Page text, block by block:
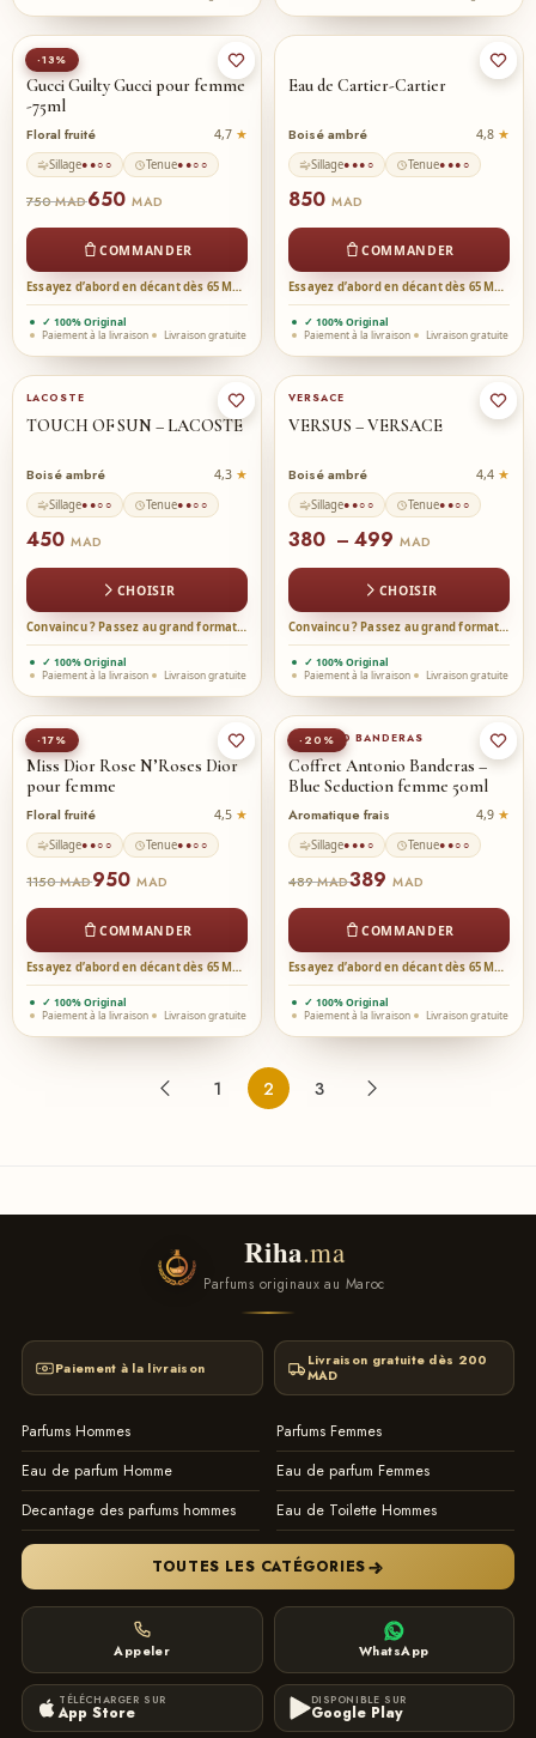
-13%
GUCCI
Gucci Guilty Gucci pour femme
-75ml
Floral fruité 4,7
Sillage●●○○ Tenue●●○○
750MAD650MAD
COMMANDER
Essayez d’abord en décant dès 65 MAD →
✓ 100% Original
Paiement à la livraison
Livraison gratuite
Eau de Cartier-Cartier
Boisé ambré 4,8
Sillage●●●○ Tenue●●●○
850 MAD
COMMANDER
Essayez d’abord en décant dès 65 MAD →
✓ 100% Original
Paiement à la livraison
Livraison gratuite
90-ml★
LACOSTE
TOUCH OF SUN – LACOSTE
Boisé ambré 4,3
Sillage●●○○ Tenue●●○○
450 MAD
CHOISIR
Convaincu ? Passez au grand format →
✓ 100% Original
Paiement à la livraison
Livraison gratuite
50-ml★ 30-ml
VERSACE
VERSUS – VERSACE
Boisé ambré 4,4
Sillage●●○○ Tenue●●○○
380 – 499 MAD
CHOISIR
Convaincu ? Passez au grand format →
✓ 100% Original
Paiement à la livraison
Livraison gratuite
-17%
DIOR
Miss Dior Rose N’Roses Dior
pour femme
Floral fruité 4,5
Sillage●●○○ Tenue●●○○
1150MAD950MAD
COMMANDER
Essayez d’abord en décant dès 65 MAD →
✓ 100% Original
Paiement à la livraison
Livraison gratuite
-20%
ANTONIO BANDERAS
Coffret Antonio Banderas –
Blue Seduction femme 50ml
Aromatique frais 4,9
Sillage●●●○ Tenue●●○○
489MAD389MAD
COMMANDER
Essayez d’abord en décant dès 65 MAD →
✓ 100% Original
Paiement à la livraison
Livraison gratuite
1 2 3
Riha.ma
Parfums originaux au Maroc
Paiement à la livraison
Livraison gratuite dès 200
MAD
Parfums Hommes
Parfums Femmes
Eau de parfum Homme
Eau de parfum Femmes
Decantage des parfums hommes
Eau de Toilette Hommes
TOUTES LES CATÉGORIES
Appeler WhatsApp
TÉLÉCHARGER SUR
App Store
DISPONIBLE SUR
Google Play